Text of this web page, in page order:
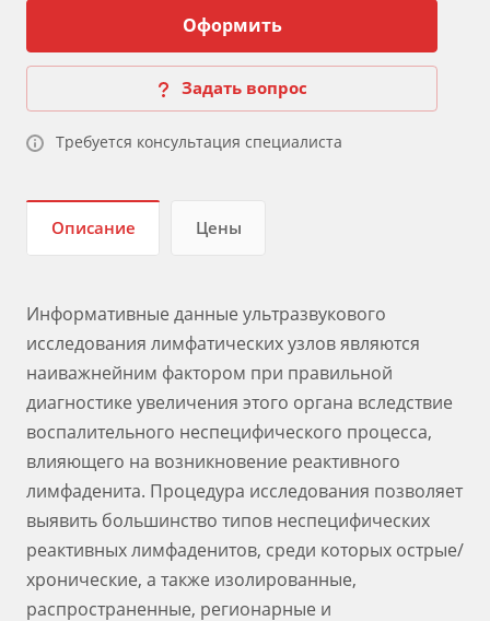
Оформить
Задать вопрос
Требуется консультация специалиста
Описание Цены
Информативные данные ультразвукового
исследования лимфатических узлов являются
наиважнейним фактором при правильной
диагностике увеличения этого органа вследствие
воспалительного неспецифического процесса,
влияющего на возникновение реактивного
лимфаденита. Процедура исследования позволяет
выявить большинство типов неспецифических
реактивных лимфаденитов, среди которых острые/
хронические, а также изолированные,
распространенные, регионарные и